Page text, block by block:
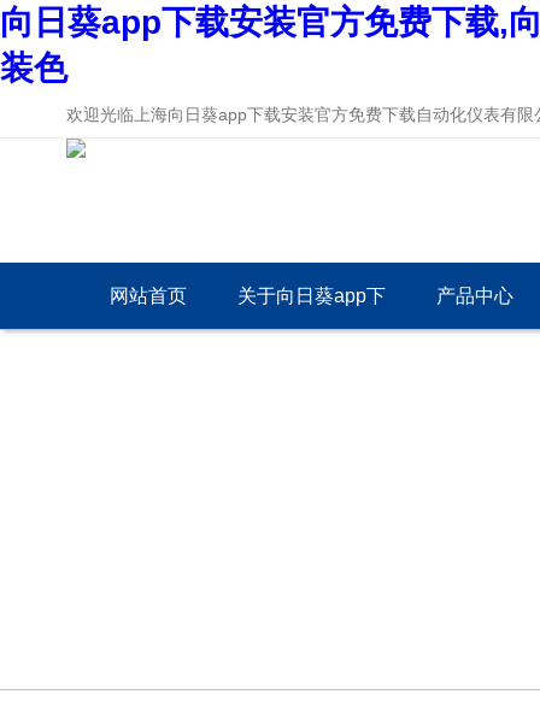
向日葵app下载安装官方免费下载,
装色
欢迎光临上海向日葵app下载安装官方免费下载自动化仪表有限公
网站首页 关于向日葵app下 产品中心